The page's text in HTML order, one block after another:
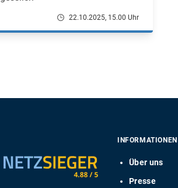
22.10.2025, 15.00 Uhr
INFORMATIONEN
Über uns
Presse